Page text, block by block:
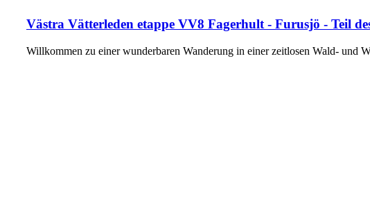
Västra Vätterleden etappe VV8 Fagerhult - Furusjö - Teil
Willkommen zu einer wunderbaren Wanderung in einer zeitlosen Wald- und